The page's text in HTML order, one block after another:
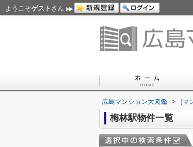
ようこそゲスト さん
広島マンション大図鑑 > (マ
梅林駅物件一覧